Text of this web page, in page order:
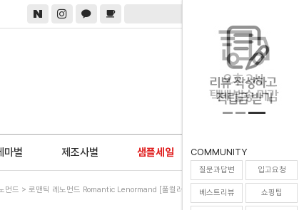
마별 제조사별 샘플세일 0
COMMUNITY
질문과답변 입고요청
베스트리뷰 쇼핑팁
먼드 > 로맨틱 레노먼드 Romantic Lenormand [풀컬러통합한글해설서 증정]